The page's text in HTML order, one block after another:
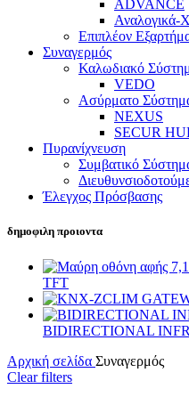
ADVANCE
Αναλογικά-
Επιπλέον
Συναγερμός
Καλωδιακό
VEDO
Ασύρματο
NEXUS
SECUR
Πυρανίχνευση
Συμβατικό
Έλεγχος Πρόσβασης
δημοφιλη προιοντα
TFT
BIDIRECTIONAL
Αρχική σελίδα Συναγερμός
Clear filters